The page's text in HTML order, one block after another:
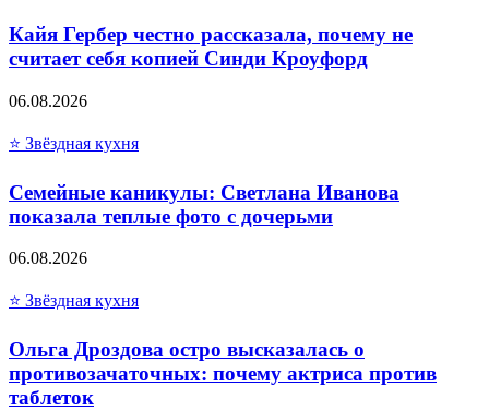
Кайя Гербер честно рассказала, почему не
считает себя копией Синди Кроуфорд
06.08.2026
⭐ Звёздная кухня
Семейные каникулы: Светлана Иванова
показала теплые фото с дочерьми
06.08.2026
⭐ Звёздная кухня
Ольга Дроздова остро высказалась о
противозачаточных: почему актриса против
таблеток